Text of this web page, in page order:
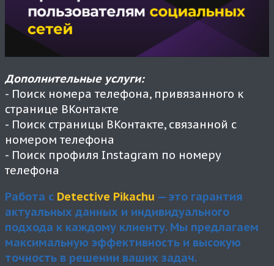
Дополнительные услуги:
- Поиск номера телефона, привязанного к
странице ВКонтакте
- Поиск страницы ВКонтакте, связанной с
номером телефона
- Поиск профиля Instagram по номеру
телефона
Работа с Detective Pikachu — это гарантия
актуальных данных и индивидуального
подхода к каждому клиенту. Мы предлагаем
максимальную эффективность и высокую
точность в решении ваших задач.